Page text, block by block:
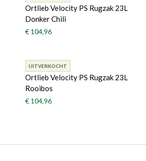
Ortlieb Velocity PS Rugzak 23L
Donker Chili
€ 104,96
UITVERKOCHT
Ortlieb Velocity PS Rugzak 23L
Rooibos
€ 104,96